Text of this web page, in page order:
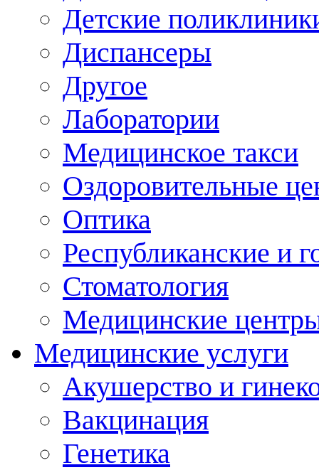
Детские
Диспансеры
Другое
Лаборатории
Медицинское такси
Оздоровительные
Оптика
Республиканские и
Стоматология
Медицинские
Медицинские услуги
Акушерство и
Вакцинация
Генетика